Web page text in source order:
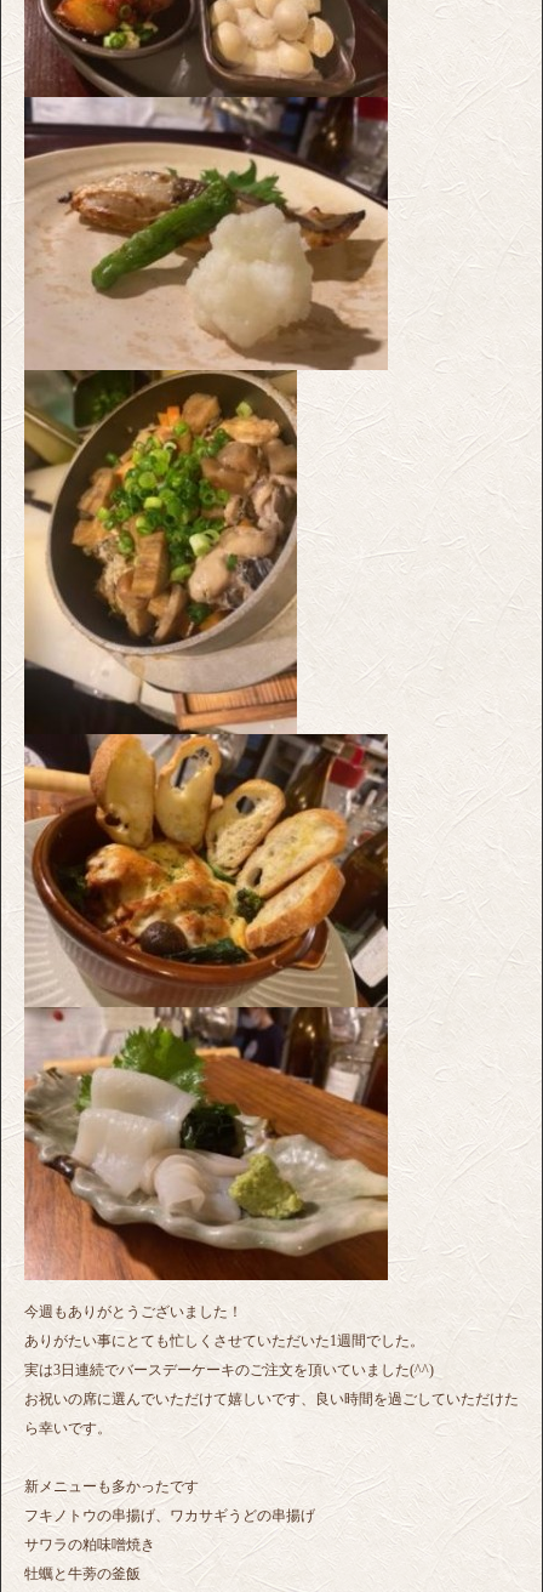
今週もありがとうございました！
ありがたい事にとても忙しくさせていただいた1週間でした。
実は3日連続でバースデーケーキのご注文を頂いていました(^^)
お祝いの席に選んでいただけて嬉しいです、良い時間を過ごしていただけた
ら幸いです。
新メニューも多かったです
フキノトウの串揚げ、ワカサギうどの串揚げ
サワラの粕味噌焼き
牡蠣と牛蒡の釜飯